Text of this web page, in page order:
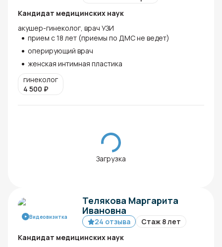
Кандидат медицинских наук
акушер-гинеколог, врач УЗИ
прием с 18 лет (приемы по ДМС не ведет)
оперирующий врач
женская интимная пластика
гинеколог
4 500 ₽
Загрузка
Видеовизитка
Телякова Маргарита
Ивановна
24 отзыва
Стаж 8 лет
Кандидат медицинских наук